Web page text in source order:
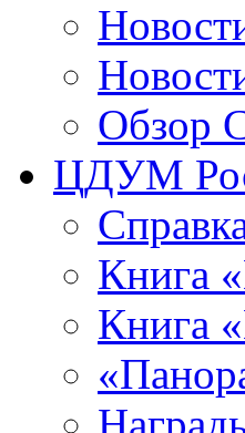
Обзор
ЦДУМ
Книга
Книга